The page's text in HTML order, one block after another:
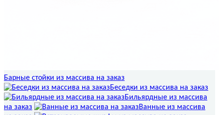
Барные стойки из массива на заказ
Беседки из массива на заказ
Бильярдные из массива
на заказ
Ванные из массива